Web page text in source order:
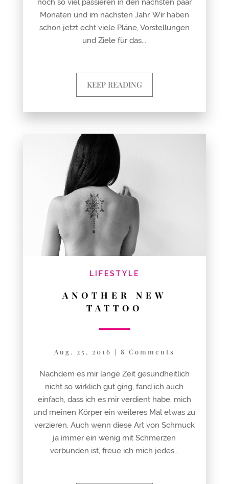
noch so viel passieren in den nächsten paar
Monaten und im nächsten Jahr. Wir haben
schon jetzt echt viele Pläne, Vorstellungen
und Ziele für das...
KEEP READING
LIFESTYLE
ANOTHER NEW
TATTOO
Aug. 25, 2016 | 8 Comments
Nachdem es mir lange Zeit gesundheitlich
nicht so wirklich gut ging, fand ich auch
einfach, dass ich es mir verdient habe, mich
und meinen Körper ein weiteres Mal etwas zu
verzieren. Auch wenn diese Art von Schmuck
ja immer ein wenig mit Schmerzen
verbunden ist, freue ich mich jedes...